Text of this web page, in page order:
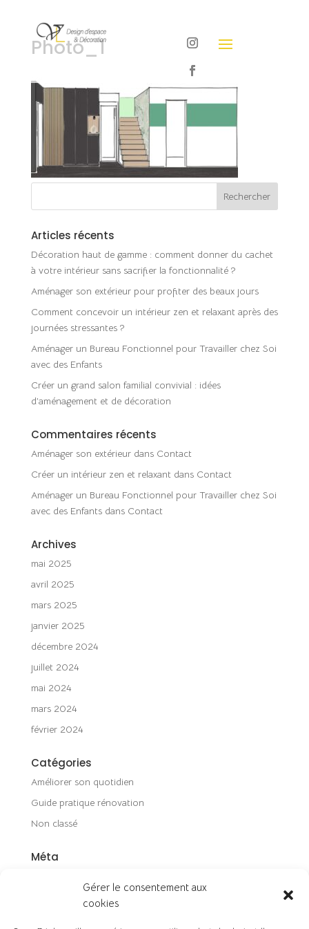
Gérer le consentement aux
cookies
Photo_1
Articles récents
Décoration haut de gamme : comment donner du cachet
à votre intérieur sans sacrifier la fonctionnalité ?
Aménager son extérieur pour profiter des beaux jours
Comment concevoir un intérieur zen et relaxant après des
journées stressantes ?
Aménager un Bureau Fonctionnel pour Travailler chez Soi
avec des Enfants
Créer un grand salon familial convivial : idées
d’aménagement et de décoration
Commentaires récents
Aménager son extérieurdans Contact
Créer un intérieur zen et relaxant dans Contact
Aménager un Bureau Fonctionnel pour Travailler chez Soi
avec des Enfantsdans Contact
Archives
mai 2025
avril 2025
mars 2025
janvier 2025
décembre 2024
juillet 2024
mai 2024
mars 2024
février 2024
Catégories
Améliorer son quotidien
Guide pratique rénovation
Non classé
Méta
Flux des publications